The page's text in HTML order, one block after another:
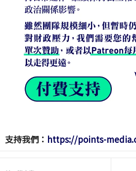
支持我們： https://points-